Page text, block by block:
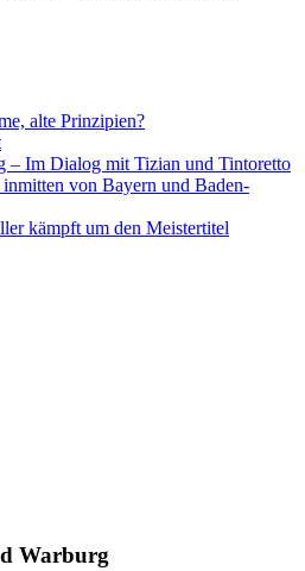
alte Prinzipien?
– Im Dialog mit Tizian und Tintoretto
von Bayern und Baden-
kämpft um den Meistertitel
Warburg